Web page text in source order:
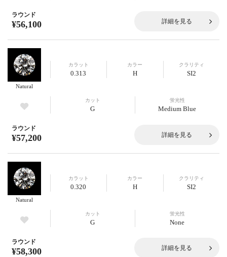
ラウンド
¥56,100 詳細を見る
Natural
カラット
0.313
カラー
H
クラリティ
SI2
カット
G
蛍光性
Medium Blue
ラウンド
¥57,200 詳細を見る
Natural
カラット
0.320
カラー
H
クラリティ
SI2
カット
G
蛍光性
None
ラウンド
¥58,300 詳細を見る